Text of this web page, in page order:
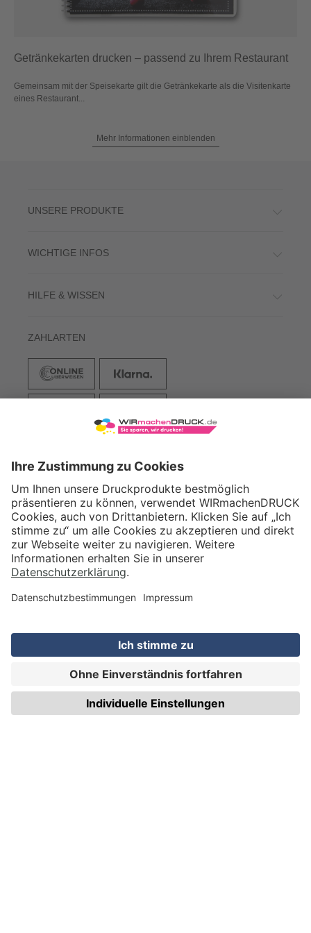
Getränkekarten drucken – passend zu Ihrem Restaurant
Gemeinsam mit der Speisekarte gilt die Getränkekarte als die Visitenkarte
eines Restaurant...
Mehr Informationen einblenden
UNSERE PRODUKTE
WICHTIGE INFOS
HILFE & WISSEN
ZAHLARTEN
VERSAND
WIRmachenDRUCK GmbH
Illerstraße 15